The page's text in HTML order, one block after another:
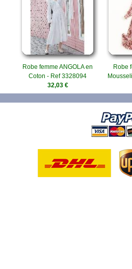
Robe femme ANGOLA en
Coton - Ref 3328094
32,03 €
Robe